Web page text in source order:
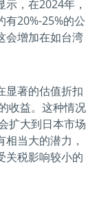
，在2024年，
有20%-25%的公
会增加在如台湾
显著的估值折扣
收益。这种情况
扩大到日本市场
当大的潜力，
关税影响较小的